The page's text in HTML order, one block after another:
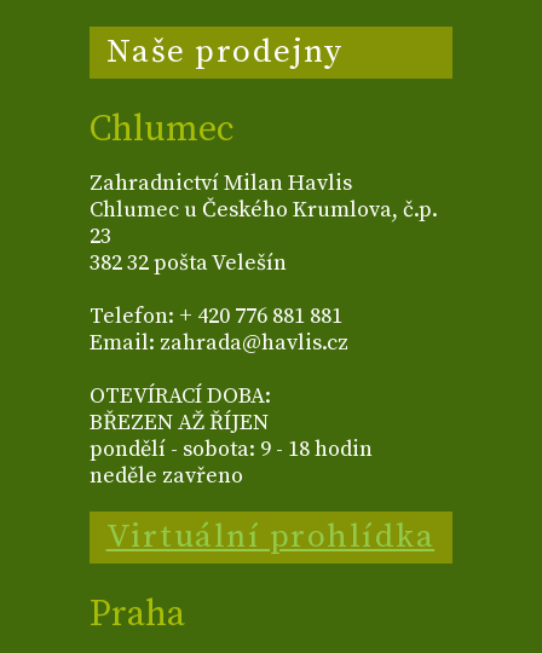
Naše prodejny
Chlumec
Zahradnictví Milan Havlis
Chlumec u Českého Krumlova, č.p.
23
382 32 pošta Velešín
Telefon: + 420 776 881 881
Email: zahrada@havlis.cz
OTEVÍRACÍ DOBA:
BŘEZEN AŽ ŘÍJEN
pondělí - sobota: 9 - 18 hodin
neděle zavřeno
Virtuální prohlídka
Praha